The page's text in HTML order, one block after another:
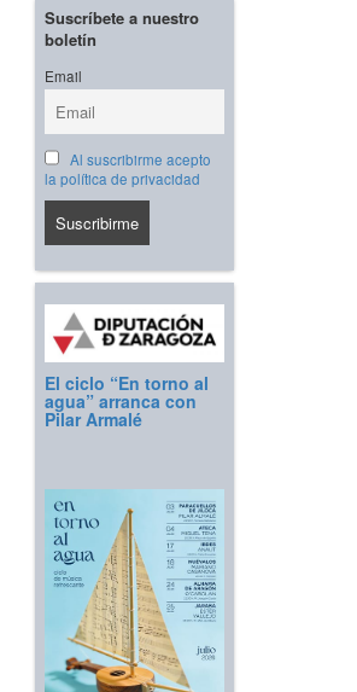
Suscríbete a nuestro
boletín
Email
Al suscribirme acepto
la política de privacidad
El ciclo “En torno al
agua” arranca con
Pilar Armalé